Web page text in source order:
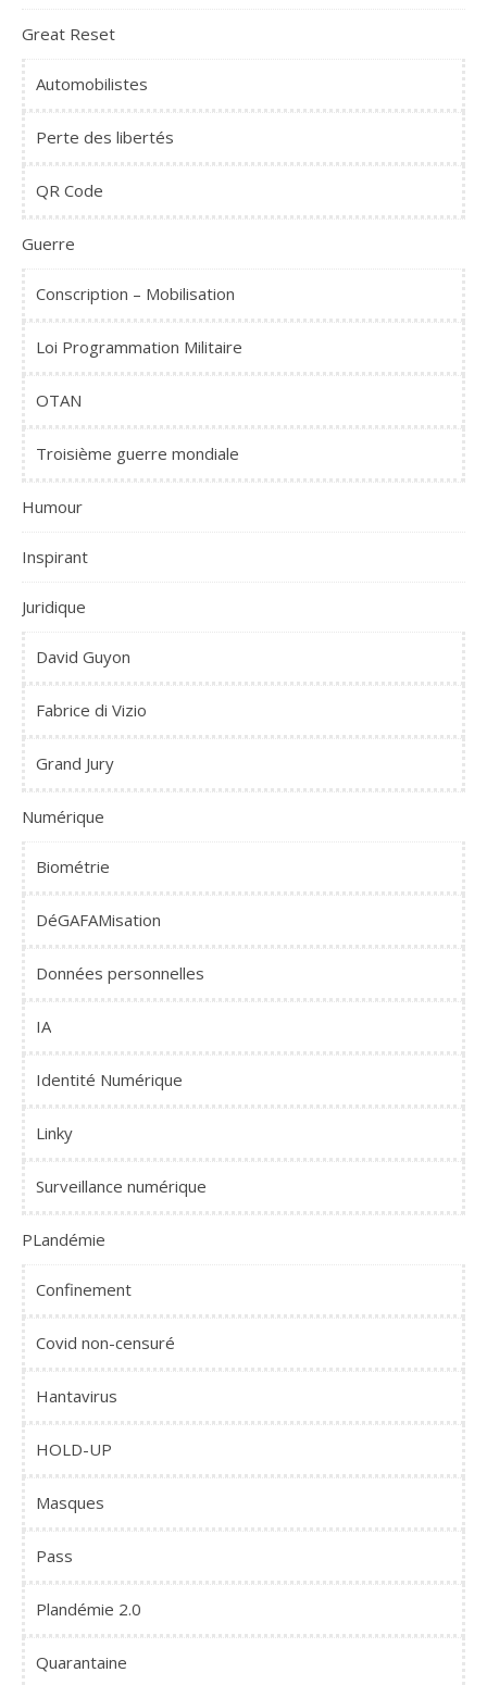
Great Reset
Automobilistes
Perte des libertés
QR Code
Guerre
Conscription – Mobilisation
Loi Programmation Militaire
OTAN
Troisième guerre mondiale
Humour
Inspirant
Juridique
David Guyon
Fabrice di Vizio
Grand Jury
Numérique
Biométrie
DéGAFAMisation
Données personnelles
IA
Identité Numérique
Linky
Surveillance numérique
PLandémie
Confinement
Covid non-censuré
Hantavirus
HOLD-UP
Masques
Pass
Plandémie 2.0
Quarantaine